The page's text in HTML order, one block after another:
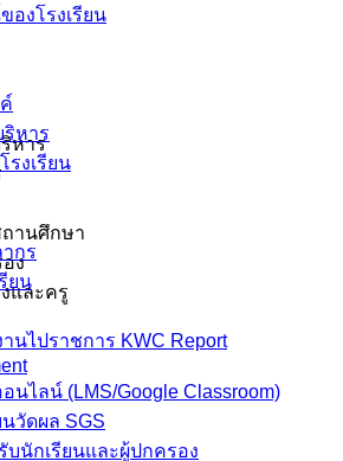
หาร
านศึกษา
ง
และครู
องโรงเรียน
ริหาร
งเรียน
กร
ยน
นไปราชการ KWC Report
นไลน์ (LMS/Google Classroom)
วัดผล SGS
บนักเรียนและผู้ปกครอง